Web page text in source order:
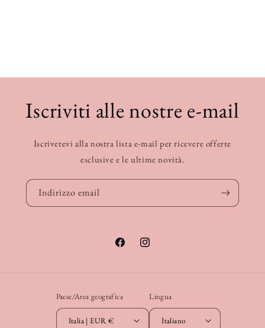
Iscriviti alle nostre e-mail
Iscrivetevi alla nostra lista e-mail per ricevere offerte
esclusive e le ultime novità.
Indirizzo email
FacebookInstagram
Paese/Area geografica
Italia | EUR €
Lingua
Italiano